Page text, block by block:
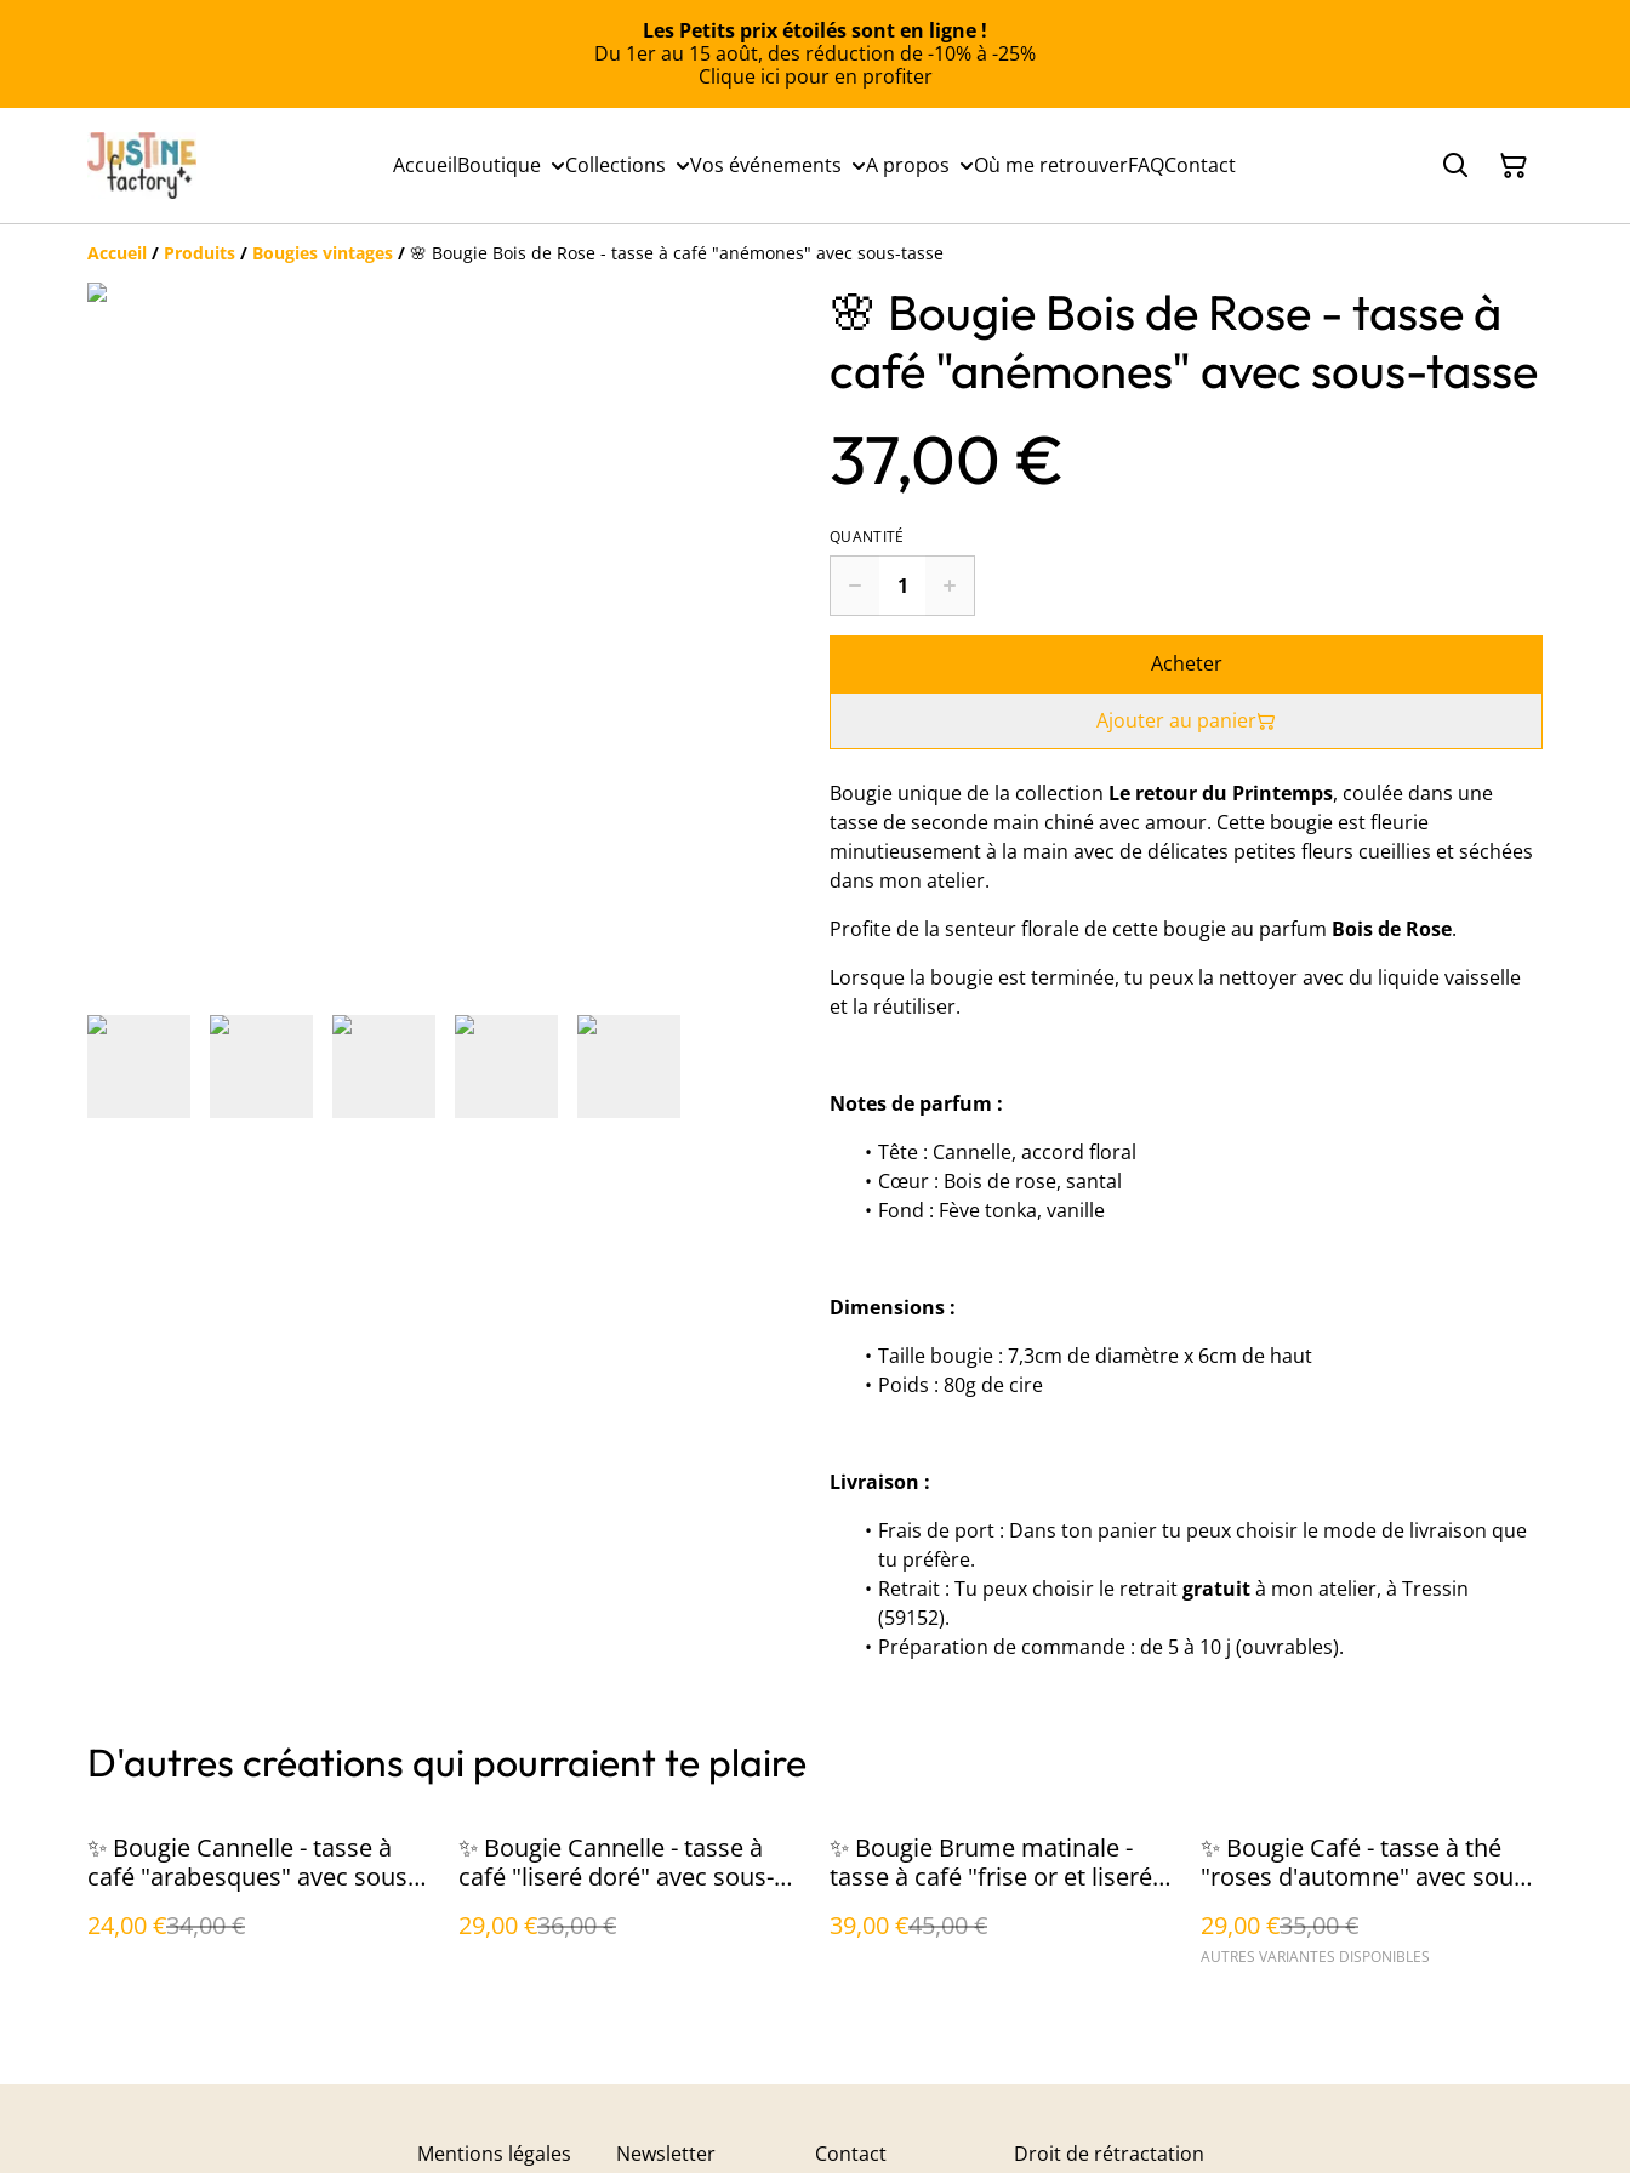
Les Petits prix étoilés sont en ligne !
Du 1er au 15 août, des réduction de -10% à -25%
Clique ici pour en profiter
AccueilBoutique Collections Vos événements A propos Où me retrouverFAQContact
Accueil / Produits / Bougies vintages / 🌸 Bougie Bois de Rose - tasse à café "anémones" avec sous-tasse
🌸 Bougie Bois de Rose - tasse à
café "anémones" avec sous-tasse
37,00 €
QUANTITÉ
Acheter
Ajouter au panier
Bougie unique de la collection Le retour du Printemps, coulée dans une
tasse de seconde main chiné avec amour. Cette bougie est fleurie
minutieusement à la main avec de délicates petites fleurs cueillies et séchées
dans mon atelier.
Profite de la senteur florale de cette bougie au parfum Bois de Rose.
Lorsque la bougie est terminée, tu peux la nettoyer avec du liquide vaisselle
et la réutiliser.
Notes de parfum :
Tête : Cannelle, accord floral
Cœur : Bois de rose, santal
Fond : Fève tonka, vanille
Dimensions :
Taille bougie : 7,3cm de diamètre x 6cm de haut
Poids : 80g de cire
Livraison :
Frais de port : Dans ton panier tu peux choisir le mode de livraison que
tu préfère.
Retrait : Tu peux choisir le retraitgratuità mon atelier, à Tressin
(59152).
Préparation de commande : de 5 à 10 j (ouvrables).
D'autres créations qui pourraient te plaire
%
✨ Bougie Cannelle - tasse à
café "arabesques" avec sous-
24,00 €34,00 €
%
✨ Bougie Cannelle - tasse à
café "liseré doré" avec sous-
29,00 €36,00 €
%
✨ Bougie Brume matinale -
tasse à café "frise or et liseré
39,00 €45,00 €
%
✨ Bougie Café - tasse à thé
"roses d'automne" avec sous-
29,00 €35,00 €
AUTRES VARIANTES DISPONIBLES
Mentions légales Newsletter Contact Droit de rétractation